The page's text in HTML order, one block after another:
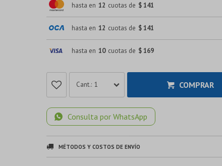
hasta en 12 cuotas de $ 141
hasta en 12 cuotas de $ 141
hasta en 10 cuotas de $ 169
1 COMPRAR
Consulta por WhatsApp
MÉTODOS Y COSTOS DE ENVÍO